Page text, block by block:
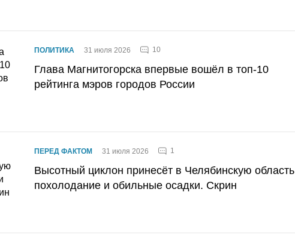
ПОЛИТИКА 31 июля 2026 10
Глава Магнитогорска впервые вошёл в топ-10
рейтинга мэров городов России
ПЕРЕД ФАКТОМ 31 июля 2026 1
Высотный циклон принесёт в Челябинскую область
похолодание и обильные осадки. Скрин